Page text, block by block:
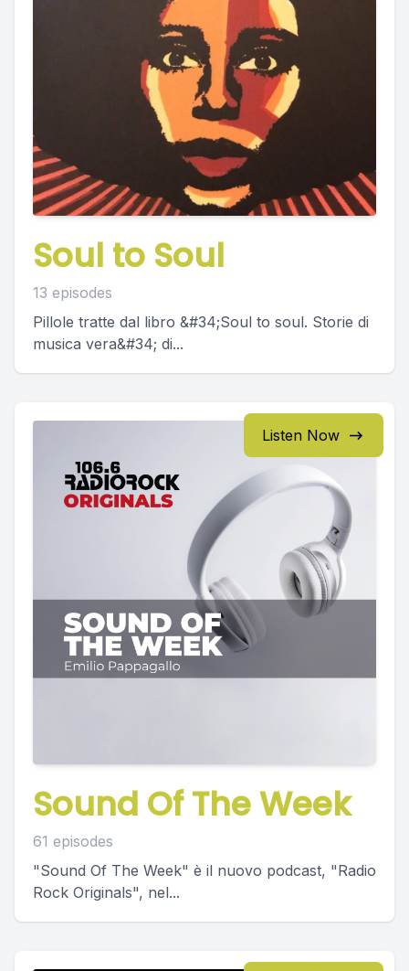
Soul to Soul
13 episodes
Pillole tratte dal libro &#34;Soul to soul. Storie di
musica vera&#34; di...
Listen Now
Sound Of The Week
61 episodes
"Sound Of The Week" è il nuovo podcast, "Radio
Rock Originals", nel...